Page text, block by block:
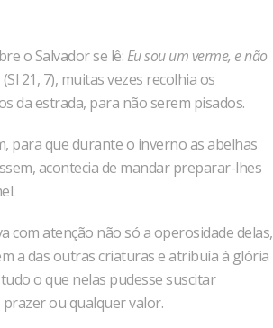
o Salvador se lê: Eu sou um verme, e não
(Sl 21, 7), muitas vezes recolhia os
da es­trada, para não serem pisados.
para que durante o inverno as abelhas
acontecia de mandar preparar-lhes
com atenção não só a operosidade delas,
a das outras criaturas e atribuía à glória
o que nelas pu­desse suscitar
prazer ou qualquer valor.